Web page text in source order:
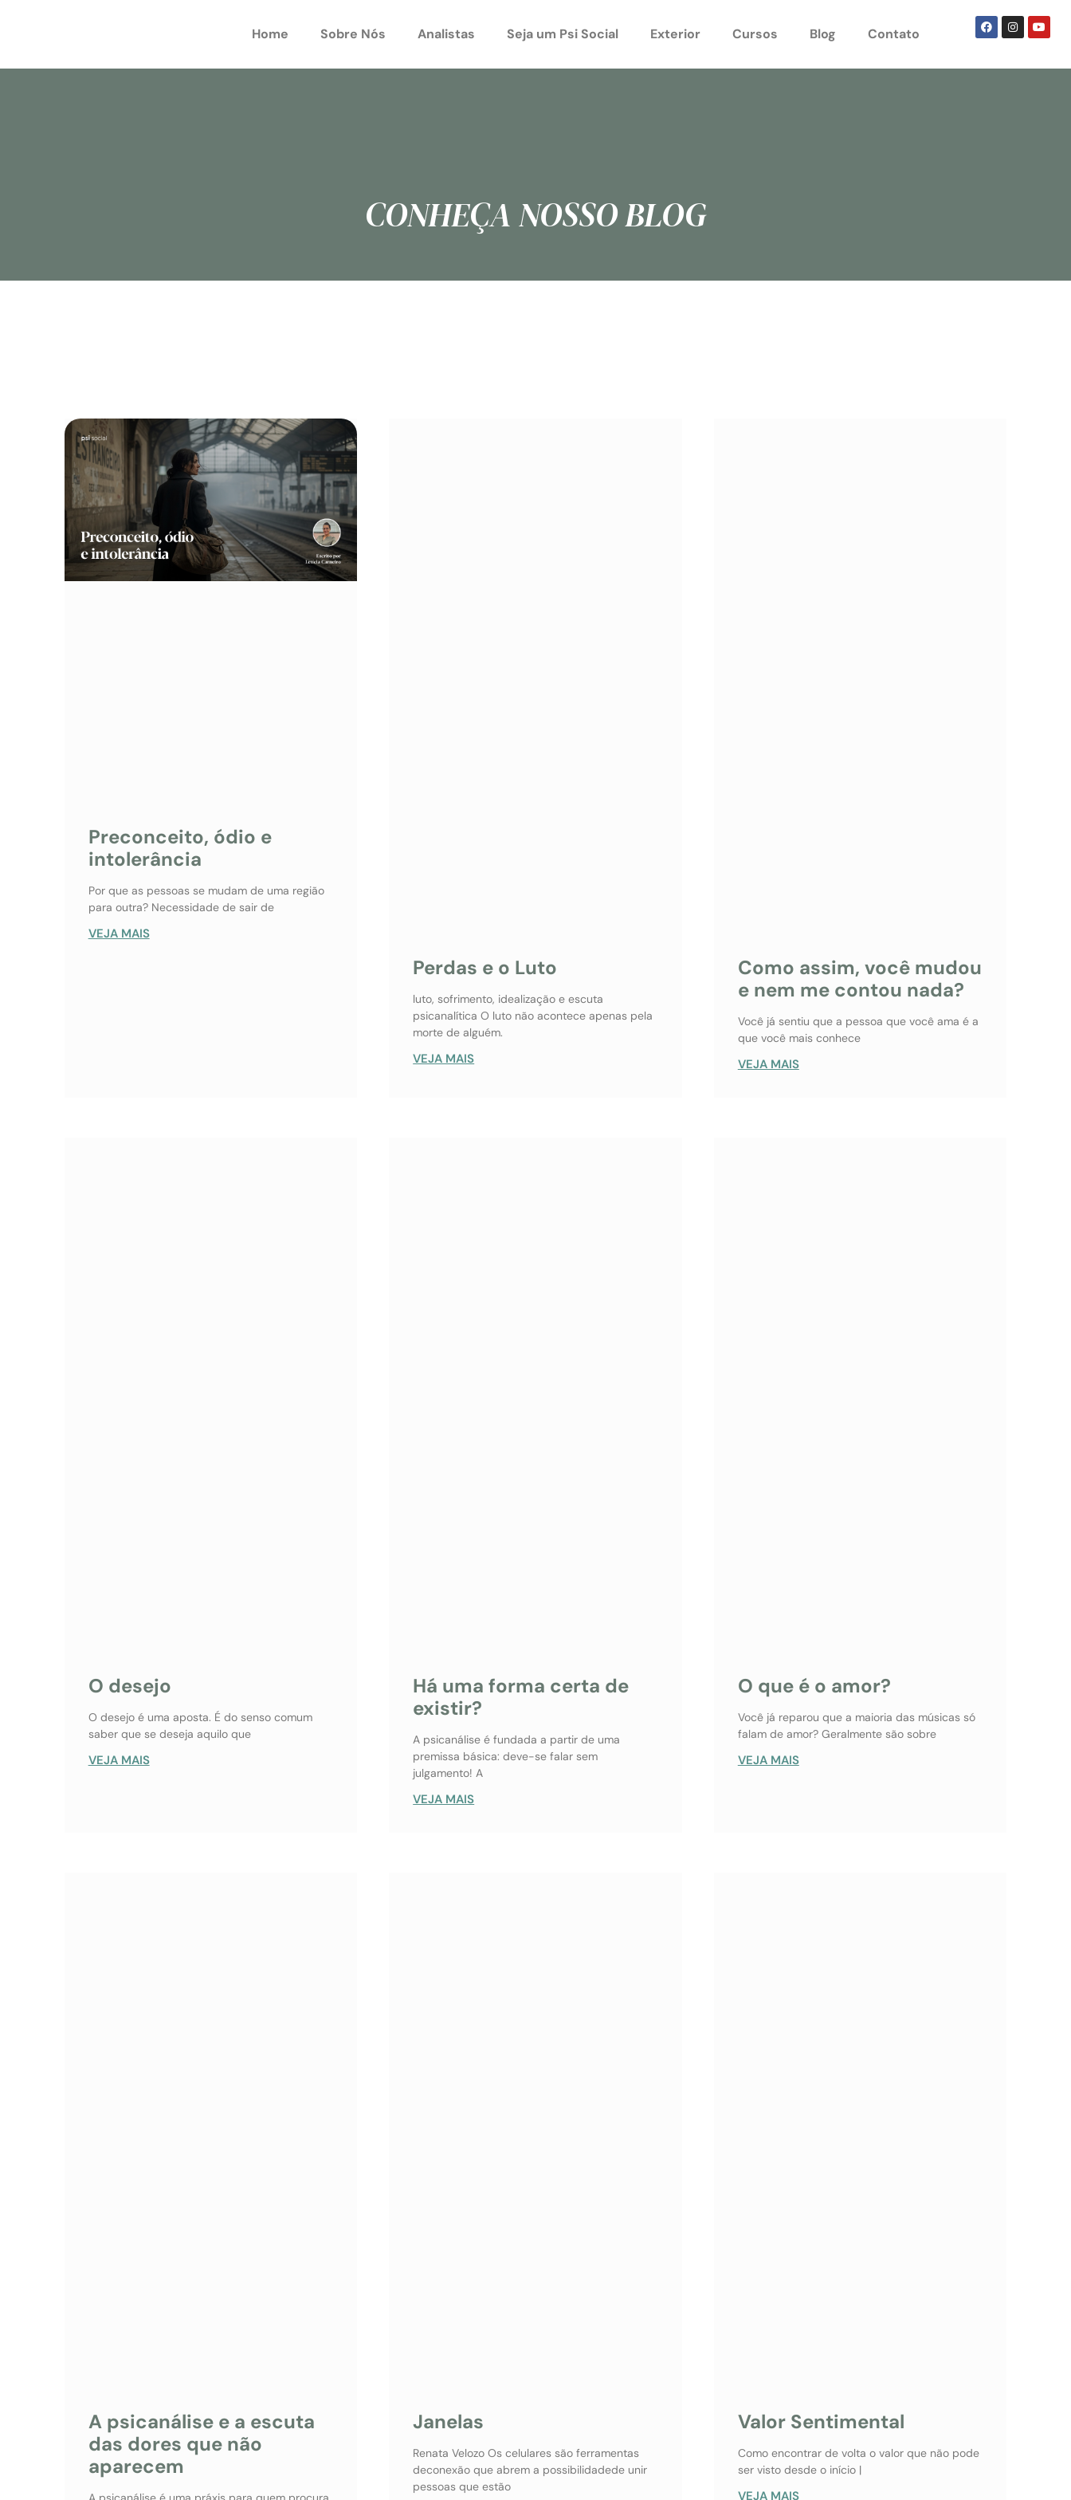
Home Sobre Nós Analistas Seja um Psi Social Exterior Cursos Blog Contato
CONHEÇA NOSSO BLOG
Preconceito, ódio e
intolerância
Por que as pessoas se mudam de uma região
para outra? Necessidade de sair de
VEJA MAIS
Perdas e o Luto
luto, sofrimento, idealização e escuta
psicanalítica O luto não acontece apenas pela
morte de alguém.
VEJA MAIS
Como assim, você mudou
e nem me contou nada?
Você já sentiu que a pessoa que você ama é a
que você mais conhece
VEJA MAIS
O desejo
O desejo é uma aposta. É do senso comum
saber que se deseja aquilo que
VEJA MAIS
Há uma forma certa de
existir?
A psicanálise é fundada a partir de uma
premissa básica: deve-se falar sem
julgamento! A
VEJA MAIS
O que é o amor?
Você já reparou que a maioria das músicas só
falam de amor? Geralmente são sobre
VEJA MAIS
A psicanálise e a escuta
das dores que não
aparecem
Janelas
Renata Velozo Os celulares são ferramentas
deconexão que abrem a possibilidadede unir
pessoas que estão
Valor Sentimental
Como encontrar de volta o valor que não pode
ser visto desde o início |
VEJA MAIS